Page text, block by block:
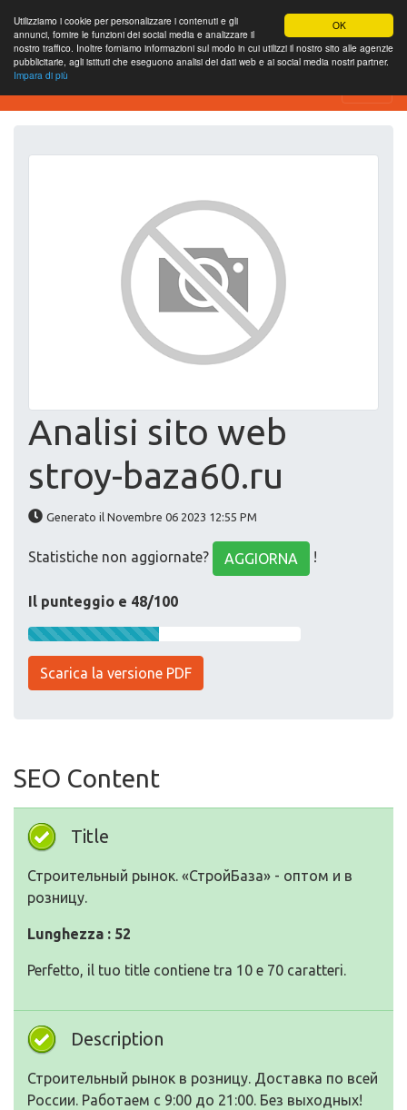
OK
Utilizziamo i cookie per personalizzare i contenuti e gli
annunci, fornire le funzioni dei social media e analizzare il
nostro traffico. Inoltre forniamo informazioni sul modo in cui utilizzi il nostro sito alle agenzie
pubblicitarie, agli istituti che eseguono analisi dei dati web e ai social media nostri partner.
Impara di più
SEO Analytics
Analisi sito web
stroy-baza60.ru
Generato il Novembre 06 2023 12:55 PM
Statistiche non aggiornate? AGGIORNA !
Il punteggio e 48/100
Scarica la versione PDF
SEO Content
Title
Строительный рынок. «СтройБаза» - оптом и в
розницу.
Lunghezza : 52
Perfetto, il tuo title contiene tra 10 e 70 caratteri.
Description
Строительный рынок в розницу. Доставка по всей
России. Работаем с 9:00 до 21:00. Без выходных!